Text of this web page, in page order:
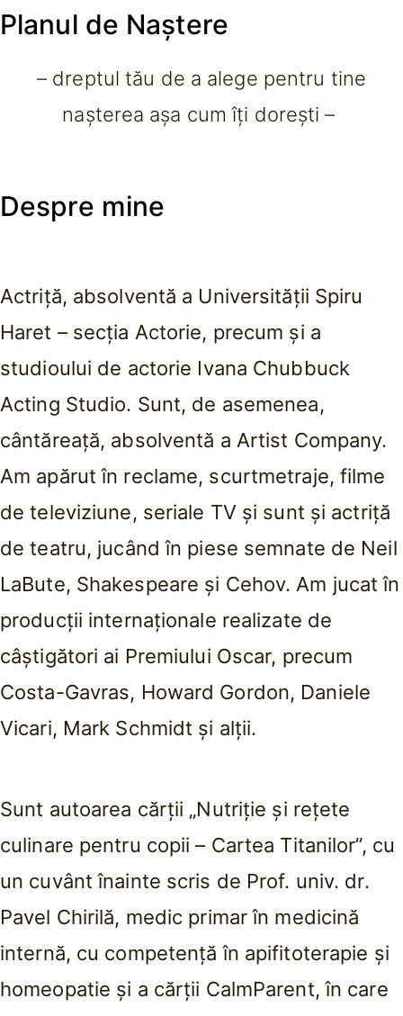
Planul de Naștere
– dreptul tău de a alege pentru tine
nașterea așa cum îți dorești –
Despre mine
Actriță, absolventă a Universității Spiru
Haret – secția Actorie, precum și a
studioului de actorie Ivana Chubbuck
Acting Studio. Sunt, de asemenea,
cântăreață, absolventă a Artist Company.
Am apărut în reclame, scurtmetraje, filme
de televiziune, seriale TV și sunt și actriță
de teatru, jucând în piese semnate de Neil
LaBute, Shakespeare și Cehov. Am jucat în
producții internaționale realizate de
câștigători ai Premiului Oscar, precum
Costa-Gavras, Howard Gordon, Daniele
Vicari, Mark Schmidt și alții.
Sunt autoarea cărții „Nutriție și rețete
culinare pentru copii – Cartea Titanilor”, cu
un cuvânt înainte scris de Prof. univ. dr.
Pavel Chirilă, medic primar în medicină
internă, cu competență în apifitoterapie și
homeopatie și a cărții CalmParent, în care